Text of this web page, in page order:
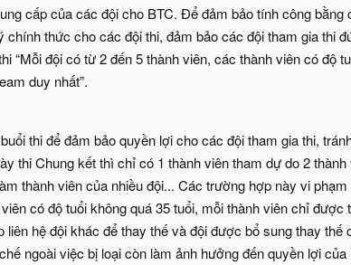
cấp của các đội cho BTC. Để đảm bảo tính công
thức cho các đội thi, đảm bảo các đội tham gia thi
“Mỗi đội có từ 2 đến 5 thành viên, các thành viên có độ
duy nhất”.
thi để đảm bảo quyền lợi cho các đội tham gia thi,
thi Chung kết thì chỉ có 1 thành viên tham dự do 2
thành viên của nhiều đội... Các trường hợp này vi
có độ tuổi không quá 35 tuổi, mỗi thành viên chỉ được
liên hệ đội khác để thay thế và đội được bổ sung thay thế
ngoài việc bị loại còn làm ảnh hưởng đến quyền lợi